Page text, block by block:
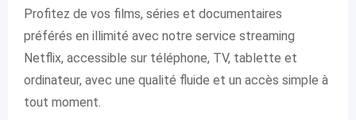
Profitez de vos films, séries et documentaires
préférés en illimité avec notre service streaming
Netflix, accessible sur téléphone, TV, tablette et
ordinateur, avec une qualité fluide et un accès simple à
tout moment.